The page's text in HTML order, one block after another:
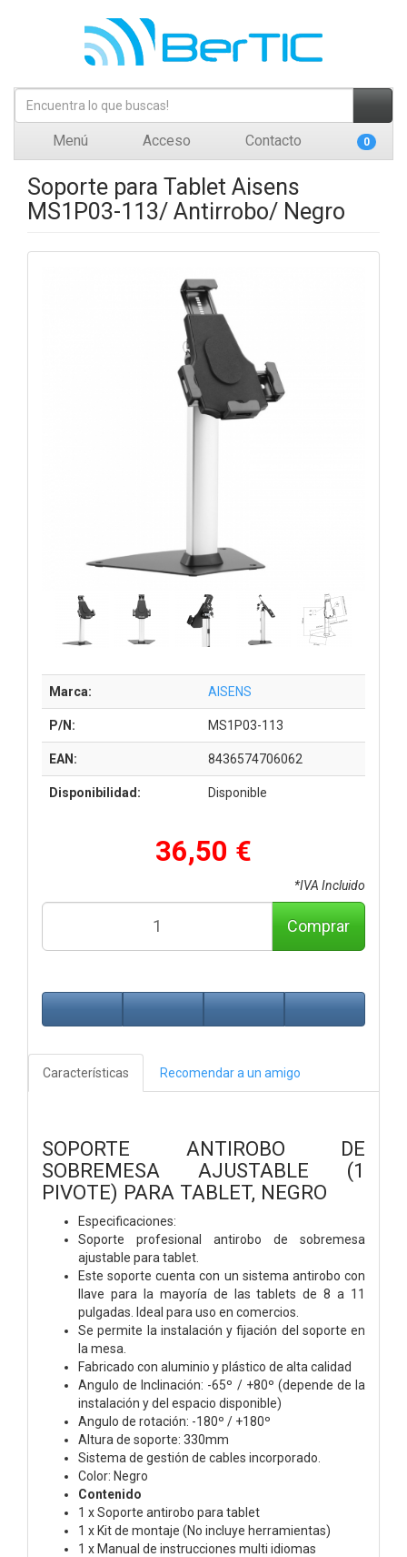
Menú Acceso Contacto 0
Soporte para Tablet Aisens
MS1P03-113/ Antirrobo/ Negro
Marca: AISENS
P/N: MS1P03-113
EAN: 8436574706062
Disponibilidad: Disponible
36,50 €
*IVA Incluido
Comprar
Características Recomendar a un amigo
SOPORTE ANTIROBO DE
SOBREMESA AJUSTABLE (1
PIVOTE) PARA TABLET, NEGRO
Especificaciones:
Soporte profesional antirobo de sobremesa
ajustable para tablet.
Este soporte cuenta con un sistema antirobo con
llave para la mayoría de las tablets de 8 a 11
pulgadas. Ideal para uso en comercios.
Se permite la instalación y fijación del soporte en
la mesa.
Fabricado con aluminio y plástico de alta calidad
Angulo de Inclinación: -65º / +80º (depende de la
instalación y del espacio disponible)
Angulo de rotación: -180º / +180º
Altura de soporte: 330mm
Sistema de gestión de cables incorporado.
Color: Negro
Contenido
1 x Soporte antirobo para tablet
1 x Kit de montaje (No incluye herramientas)
1 x Manual de instrucciones multi idiomas